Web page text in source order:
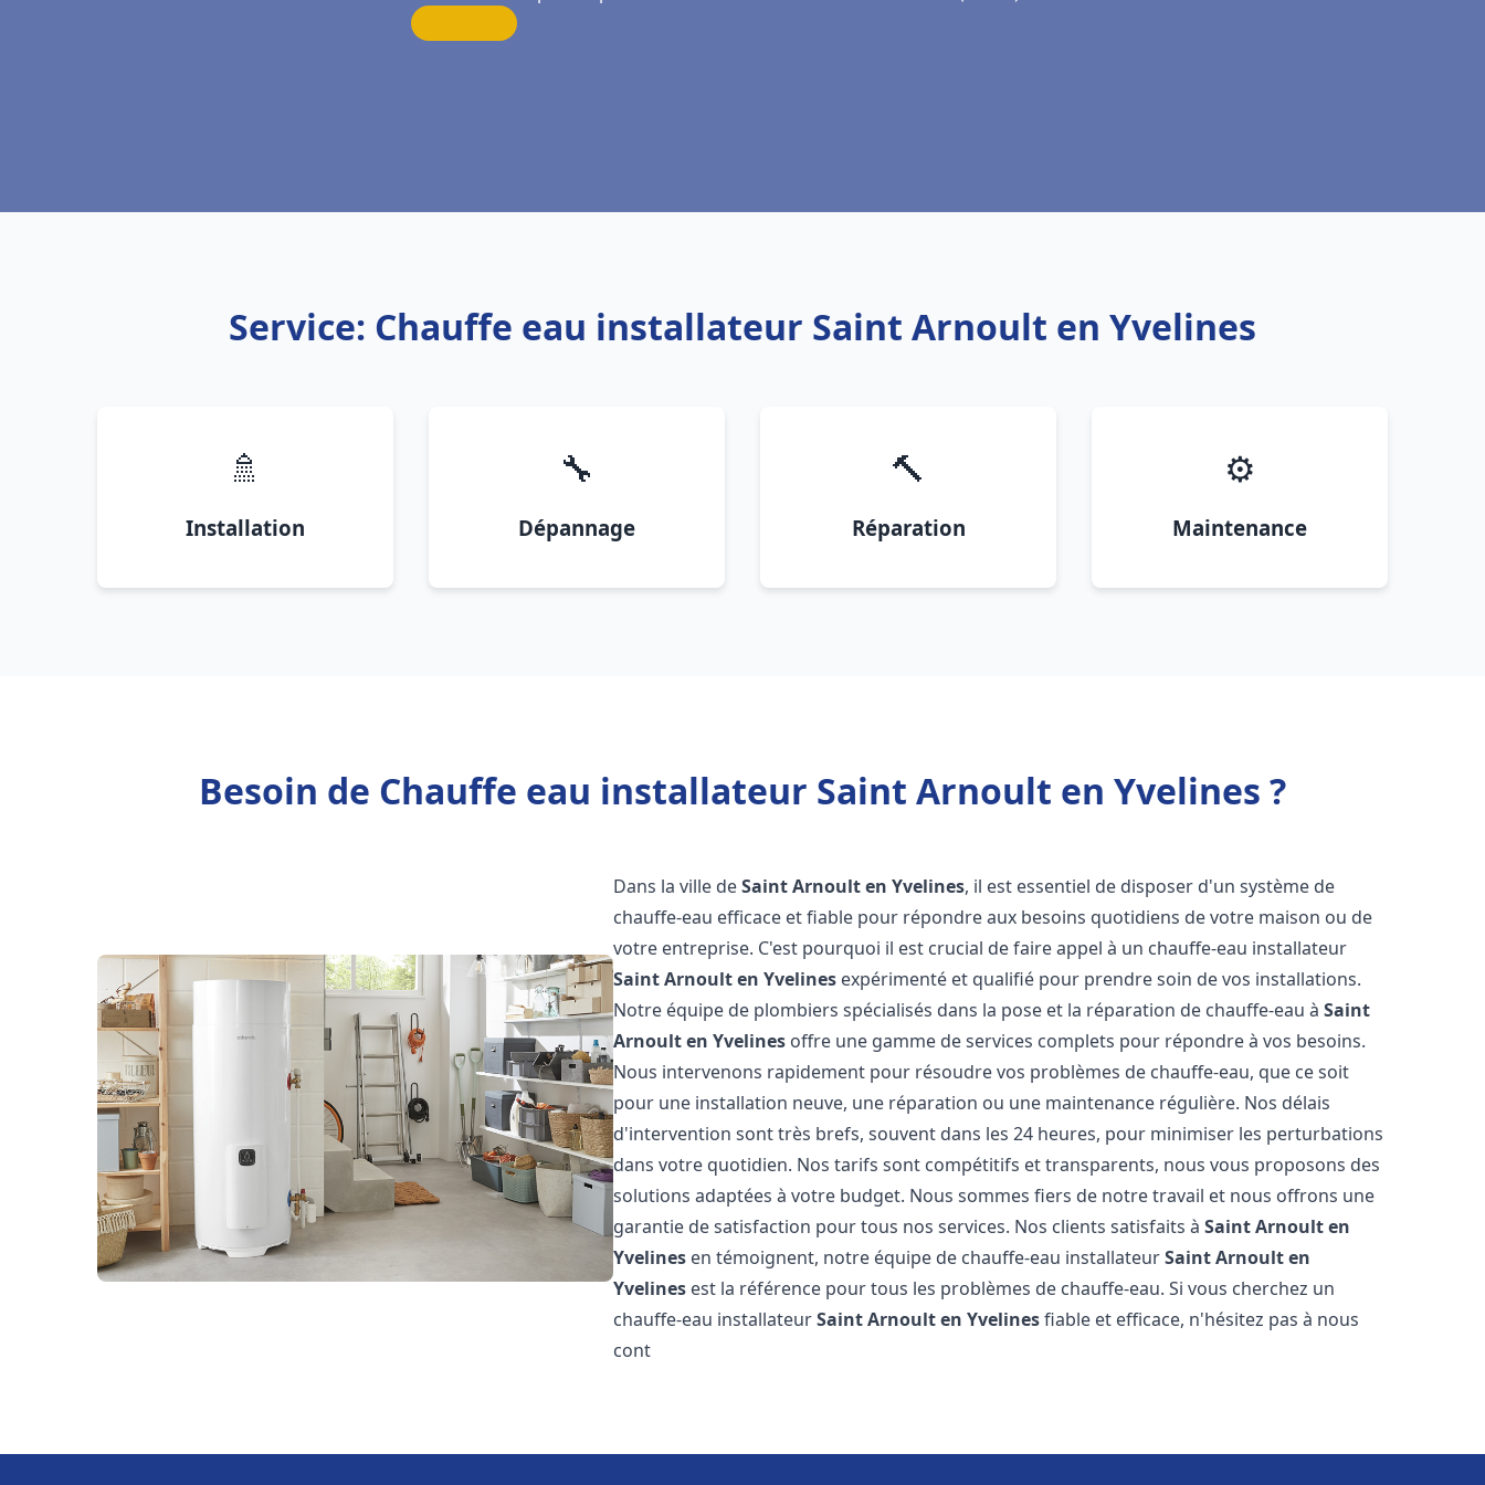
Service: Chauffe eau installateur Saint Arnoult en Yvelines
🚿
Installation
🔧
Dépannage
🔨
Réparation
⚙️
Maintenance
Besoin de Chauffe eau installateur Saint Arnoult en Yvelines ?
Dans la ville deSaint Arnoult en Yvelines, il est essentiel de disposer d'un système de
chauffe-eau efficace et fiable pour répondre aux besoins quotidiens de votre maison ou de
votre entreprise. C'est pourquoi il est crucial de faire appel à un chauffe-eau installateur
Saint Arnoult en Yvelines expérimenté et qualifié pour prendre soin de vos installations.
Notre équipe de plombiers spécialisés dans la pose et la réparation de chauffe-eau àSaint
Arnoult en Yvelines offre une gamme de services complets pour répondre à vos besoins.
Nous intervenons rapidement pour résoudre vos problèmes de chauffe-eau, que ce soit
pour une installation neuve, une réparation ou une maintenance régulière. Nos délais
d'intervention sont très brefs, souvent dans les 24 heures, pour minimiser les perturbations
dans votre quotidien. Nos tarifs sont compétitifs et transparents, nous vous proposons des
solutions adaptées à votre budget. Nous sommes fiers de notre travail et nous offrons une
garantie de satisfaction pour tous nos services. Nos clients satisfaits àSaint Arnoult en
Yvelines en témoignent, notre équipe de chauffe-eau installateurSaint Arnoult en
Yvelines est la référence pour tous les problèmes de chauffe-eau. Si vous cherchez un
chauffe-eau installateurSaint Arnoult en Yvelinesfiable et efficace, n'hésitez pas à nous
cont